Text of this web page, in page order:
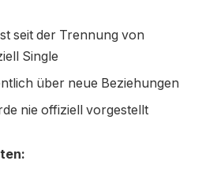
seit der Trennung von
Single
über neue Beziehungen
nie offiziell vorgestellt